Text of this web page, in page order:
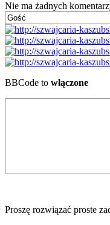
Nie ma żadnych
BBCode to włączone
Proszę rozwiązać proste